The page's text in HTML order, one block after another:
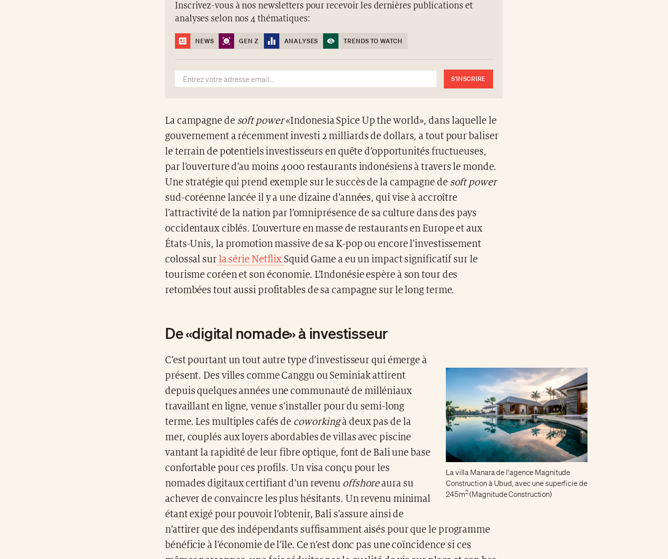
Inscrivez-vous à nos newsletters pour recevoir les dernières publications et
analyses selon nos 4 thématiques:
NEWS GEN Z ANALYSES TRENDS TO WATCH
S'INSCRIRE
La campagne de soft power«Indonesia Spice Up the world», dans laquelle le
gouvernement a récemment investi 2 milliards de dollars, a tout pour baliser
le terrain de potentiels investisseurs en quête d’opportunités fructueuses,
par l’ouverture d’au moins 4000 restaurants indonésiens à travers le monde.
Une stratégie qui prend exemple sur le succès de la campagne de soft power
sud-coréenne lancée il y a une dizaine d’années, qui vise à accroître
l’attractivité de la nation par l’omniprésence de sa culture dans des pays
occidentaux ciblés. L’ouverture en masse de restaurants en Europe et aux
États-Unis, la promotion massive de sa K-pop ou encore l’investissement
colossal surla série Netflix Squid Game a eu un impact significatif sur le
tourisme coréen et son économie. L’Indonésie espère à son tour des
retombées tout aussi profitables de sa campagne sur le long terme.
De «digital nomade» à investisseur
La villa Manara de l'agence Magnitude
Construction à Ubud, avec une superficie de
245m2(Magnitude Construction)
C’est pourtant un tout autre type d’investisseur qui émerge à
présent. Des villes comme Canggu ou Seminiak attirent
depuis quelques années une communauté de milléniaux
travaillant en ligne, venue s’installer pour du semi-long
terme. Les multiples cafés de coworkingà deux pas de la
mer, couplés aux loyers abordables de villas avec piscine
vantant la rapidité de leur fibre optique, font de Bali une base
confortable pour ces profils. Un visa conçu pour les
nomades digitaux certifiant d’un revenu offshoreaura su
achever de convaincre les plus hésitants. Un revenu minimal
étant exigé pour pouvoir l’obtenir, Bali s’assure ainsi de
n’attirer que des indépendants suffisamment aisés pour que le programme
bénéficie à l’économie de l’île. Ce n’est donc pas une coïncidence si ces